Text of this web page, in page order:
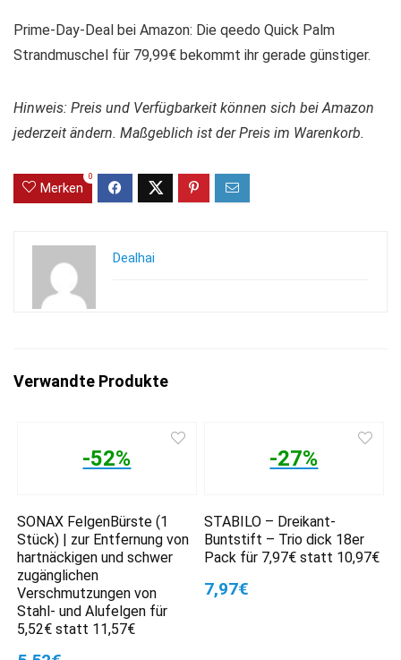
Prime-Day-Deal bei Amazon: Die qeedo Quick Palm
Strandmuschel für 79,99€ bekommt ihr gerade günstiger.
Hinweis: Preis und Verfügbarkeit können sich bei Amazon
jederzeit ändern. Maßgeblich ist der Preis im Warenkorb.
Merken
0
Dealhai
Verwandte Produkte
-52%
SONAX FelgenBürste (1
Stück) | zur Entfernung von
hartnäckigen und schwer
zugänglichen
Verschmutzungen von
Stahl- und Alufelgen für
5,52€ statt 11,57€
-27%
STABILO – Dreikant-
Buntstift – Trio dick 18er
Pack für 7,97€ statt 10,97€
7,97€